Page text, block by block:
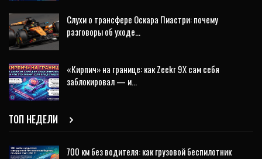
Слухи о трансфере Оскара Пиастри: почему
разговоры об уходе…
«Кирпич» на границе: как Zeekr 9X сам себя
заблокировал — и…
ТОП НЕДЕЛИ
700 км без водителя: как грузовой беспилотник